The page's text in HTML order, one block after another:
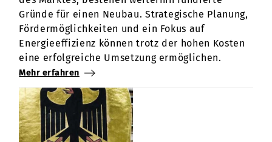
Gründe für einen Neubau. Strategische Planung,
Fördermöglichkeiten und ein Fokus auf
Energieeffizienz können trotz der hohen Kosten
eine erfolgreiche Umsetzung ermöglichen.
Mehr erfahren